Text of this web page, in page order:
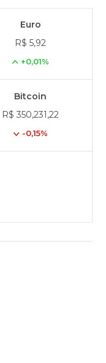
Euro
R$ 5,92
+0,01%
Bitcoin
R$ 350,231,22
-0,15%